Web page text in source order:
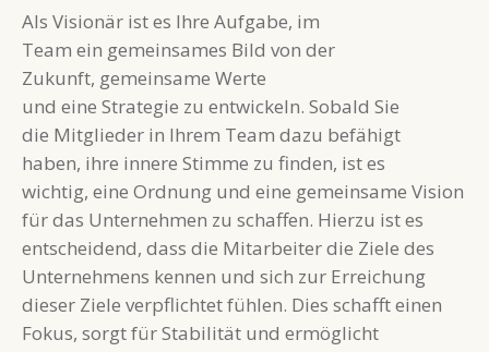
Als Visionär ist es Ihre Aufgabe, im
Team ein gemeinsames Bild von der
Zukunft, gemeinsame Werte
und eine Strategie zu entwickeln. Sobald Sie
die Mitglieder in Ihrem Team dazu befähigt
haben, ihre innere Stimme zu finden, ist es
wichtig, eine Ordnung und eine gemeinsame Vision
für das Unternehmen zu schaffen. Hierzu ist es
entscheidend, dass die Mitarbeiter die Ziele des
Unternehmens kennen und sich zur Erreichung
dieser Ziele verpflichtet fühlen. Dies schafft einen
Fokus, sorgt für Stabilität und ermöglicht